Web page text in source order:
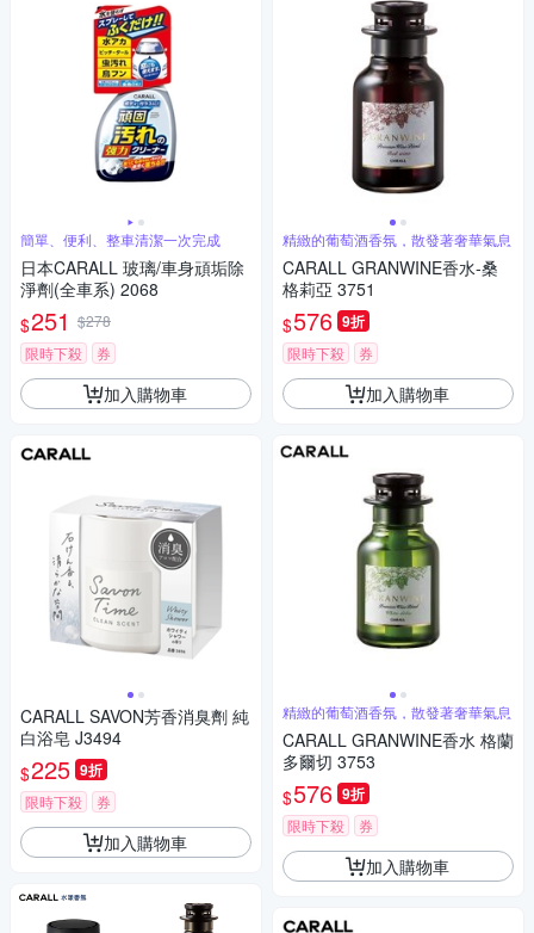
簡單、便利、整車清潔一次完成
日本CARALL 玻璃/車身頑垢除
淨劑(全車系) 2068
$251 $278
限時下殺
券
加入購物車
CARALL SAVON芳香消臭劑 純
白浴皂 J3494
$225 9折
限時下殺 券
加入購物車
精緻的葡萄酒香氛，散發著奢華氣息
CARALL GRANWINE香水-桑
格莉亞 3751
$576 9折
限時下殺 券
加入購物車
精緻的葡萄酒香氛，散發著奢華氣息
CARALL GRANWINE香水 格蘭
多爾切 3753
$576 9折
限時下殺 券
加入購物車